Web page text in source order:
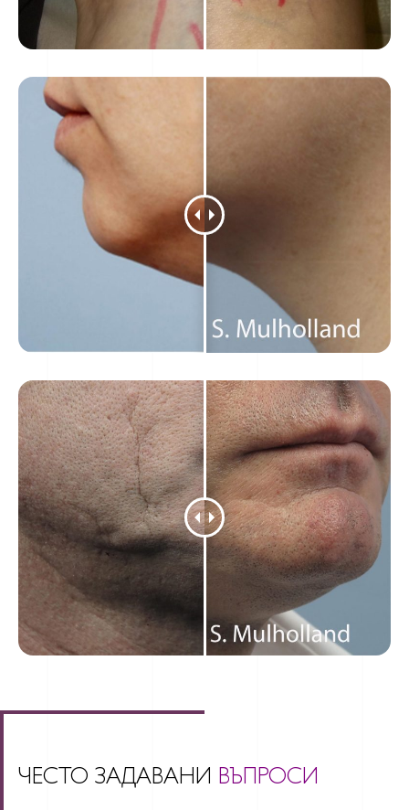
ЧЕСТО ЗАДАВАНИ ВЪПРОСИ